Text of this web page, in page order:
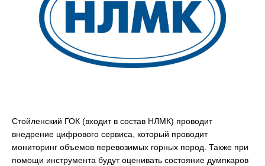
Стойленский ГОК (входит в состав НЛМК) проводит
внедрение цифрового сервиса, который проводит
мониторинг объемов перевозимых горных пород. Также при
помощи инструмента будут оценивать состояние думпкаров